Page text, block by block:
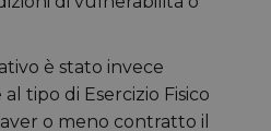
è stato invece
tipo di Esercizio Fisico
o meno contratto il